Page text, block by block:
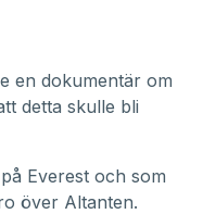
en dokumentär om
detta skulle bli
Everest och som
över Altanten.